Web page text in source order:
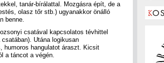
tanár-bírálattal. Mozgásra épít, de a
olasz tőr stb.) ugyanakkor önálló
benne.
csatával kapcsolatos tévhittel
Utána logikusan
humoros hangulatot áraszt. Kicsit
a táncot a végén.